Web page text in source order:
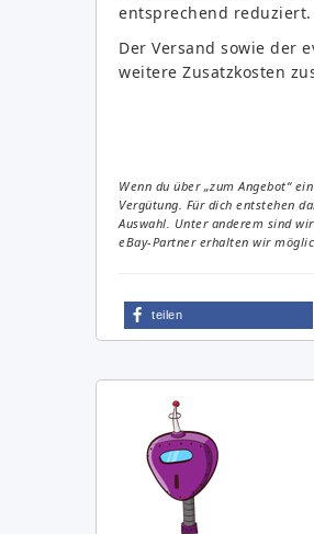
entsprechend reduziert.
Der Versand sowie der
weitere Zusatzkosten
Wenn du über „zum Angebot“
Vergütung. Für dich entstehen
Auswahl. Unter anderem sind
eBay-Partner erhalten wir
teilen